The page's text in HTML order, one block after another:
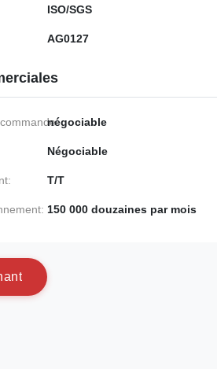
ISO/SGS
AG0127
négociable
Négociable
T/T
150 000 douzaines par mois
ant